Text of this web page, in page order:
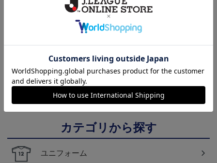
2026/27 1st レプリカユニ
13,970円～20,020円
国際親善試合 FC東京
対 ボルシア ドルトムン
ト プリントタオルマフ
2,200円
【すぐにお届け】No.10
佐藤 恵允選手 2026/27 1s
t レプリカユニフォーム
18,920円
カテゴリから探す
ユニフォーム